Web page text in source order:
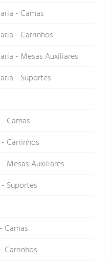
- Camas
- Carrinhos
- Mesas Auxiliares
- Suportes
Camas
Carrinhos
Mesas Auxiliares
Suportes
Camas
Carrinhos